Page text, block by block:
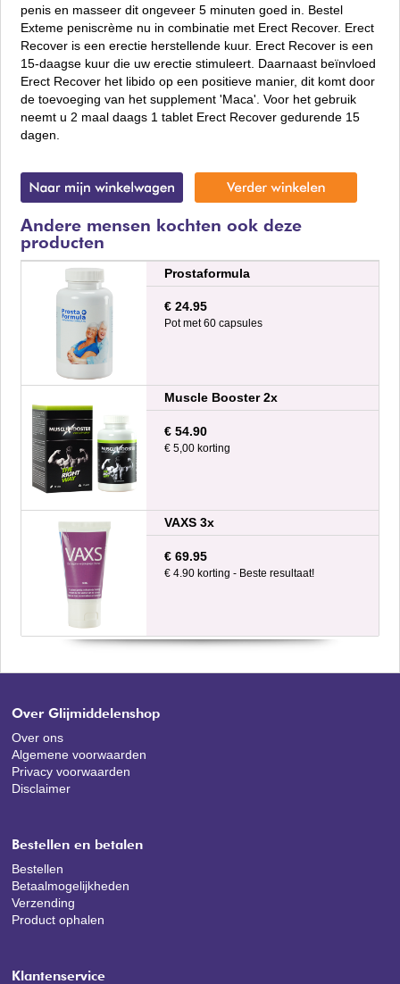
penis en masseer dit ongeveer 5 minuten goed in. Bestel
Exteme peniscrème nu in combinatie met Erect Recover. Erect
Recover is een erectie herstellende kuur. Erect Recover is een
15-daagse kuur die uw erectie stimuleert. Daarnaast beïnvloed
Erect Recover het libido op een positieve manier, dit komt door
de toevoeging van het supplement 'Maca'. Voor het gebruik
neemt u 2 maal daags 1 tablet Erect Recover gedurende 15
dagen.
Andere mensen kochten ook deze
producten
Prostaformula
€ 24.95
Pot met 60 capsules
Muscle Booster 2x
€ 54.90
€ 5,00 korting
VAXS 3x
€ 69.95
€ 4.90 korting - Beste resultaat!
Over Glijmiddelenshop
Over ons
Algemene voorwaarden
Privacy voorwaarden
Disclaimer
Bestellen en betalen
Bestellen
Betaalmogelijkheden
Verzending
Product ophalen
Klantenservice